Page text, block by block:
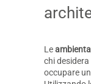
Le
chi
occupare